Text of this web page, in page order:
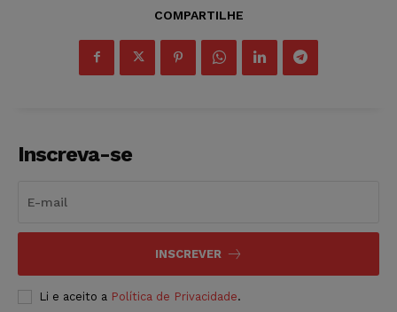
COMPARTILHE
Inscreva-se
INSCREVER
Li e aceito a Política de Privacidade.